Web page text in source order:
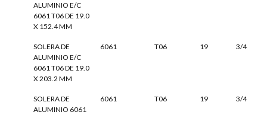
ALUMINIO E/C
6061 T06 DE 19.0
X 152.4 MM
SOLERA DE
ALUMINIO E/C
6061 T06 DE 19.0
X 203.2 MM
6061 T06 19 3/4
SOLERA DE
ALUMINIO 6061
6061 T06 19 3/4